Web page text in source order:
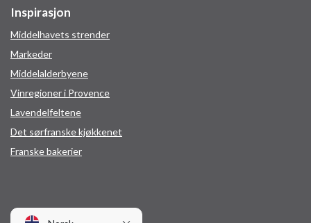
Inspirasjon
Middelhavets strender
Markeder
Middelalderbyene
Vinregioner i Provence
Lavendelfeltene
Det sørfranske kjøkkenet
Franske bakerier